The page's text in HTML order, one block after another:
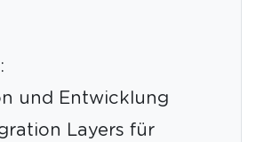
und Entwicklung
Layers für